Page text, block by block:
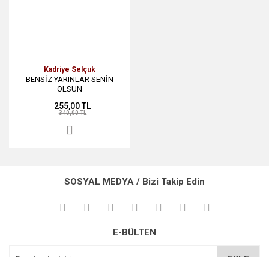
Kadriye Selçuk
BENSİZ YARINLAR SENİN
OLSUN
255,00 TL
340,00 TL
SOSYAL MEDYA / Bizi Takip Edin
E-BÜLTEN